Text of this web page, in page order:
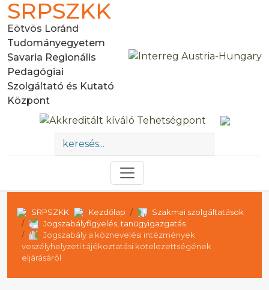
SRPSZKK
Eötvös Loránd
Tudományegyetem
Savaria Regionális
Pedagógiai
Szolgáltató és Kutató
Központ
SRPSZKK Kezdőlap
Szakmai szolgáltatások
Jogszabályfigyelés, tanügyigazgatás
Jogszabály a köznevelési intézmények
veszélyhelyzeti tájékoztatási kötelezettségének
eljárásáról